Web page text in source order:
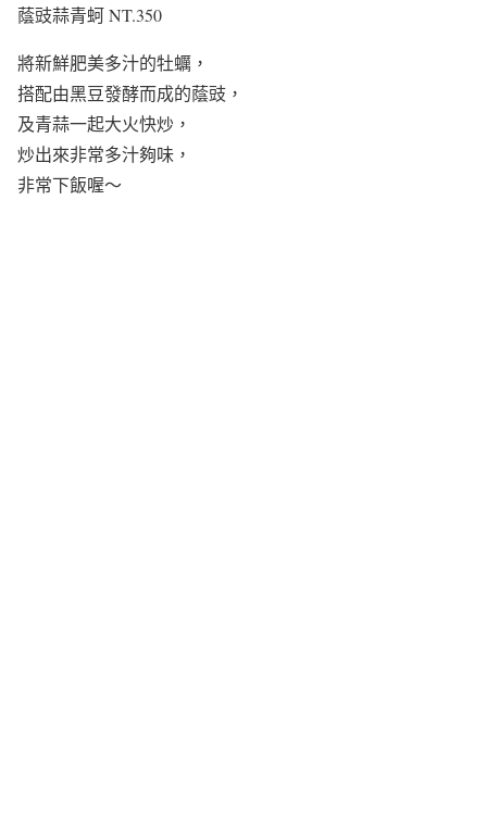
蔭豉蒜青蚵 NT.350
將新鮮肥美多汁的牡蠣，
搭配由黑豆發酵而成的蔭豉，
及青蒜一起大火快炒，
炒出來非常多汁夠味，
非常下飯喔～